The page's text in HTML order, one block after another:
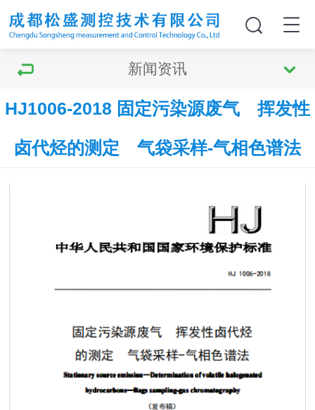
新闻资讯
HJ1006-2018 固定污染源废气 挥发性
卤代烃的测定 气袋采样-气相色谱法